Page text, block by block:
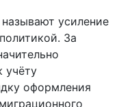
усиление
За
учёту
оформления